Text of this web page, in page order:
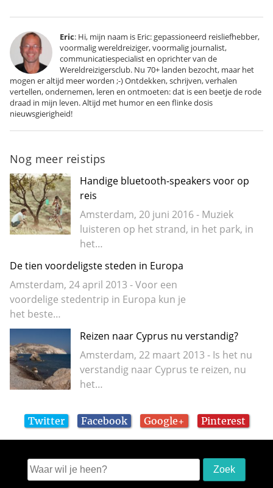
Eric: Hi, mijn naam is Eric: gepassioneerd reisliefhebber,
voormalig wereldreiziger, voormalig journalist,
communicatiespecialist en oprichter van de
Wereldreizigersclub. Nu 70+ landen bezocht, maar het
mogen er altijd meer worden ;-) Ontdekken, schrijven, verhalen
vertellen, ondernemen, leren en ontmoeten: dat is een beetje de rode
draad in mijn leven. Altijd met humor en een flinke dosis
nieuwsgierigheid!
Nog meer reistips
Handige bluetooth-speakers voor op
reis
Amsterdam, 20 juni 2016 - Muziek
luisteren op het strand, in het park, in
het…
De tien voordeligste steden in Europa
Amsterdam, 24 april 2013 - Voor een
voordelige stedentrip in Europa kun je
het beste…
Reizen naar Cyprus nu verstandig?
Amsterdam, 22 maart 2013 - Is het nu
verstandig naar Cyprus te reizen, nu
het…
Twitter Facebook Google+ Pinterest